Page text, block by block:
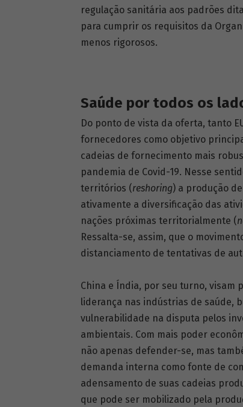
regulação sanitária aos padrões
para cumprir os requisitos da
menos rigorosos.
Saúde por todos os
Do ponto de vista da oferta, tanto
fornecedores como objetivo
cadeias de fornecimento mais
pandemia de Covid-19. Nesse
territórios (reshoring) a produção
ativamente a diversificação das
nações próximas territorialmente (
Ressalta-se, assim, que o
distanciamento de tentativas de
China e Índia, por seu turno, visam
liderança nas indústrias de saúde,
vulnerabilidade na disputa pelos
ambientais. Com mais poder
não apenas defender-se, mas
demanda interna como fonte de
adensamento de suas cadeias
que pode ser mobilizado pela